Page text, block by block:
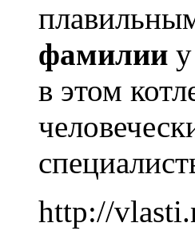
фамилии у
в этом
http://